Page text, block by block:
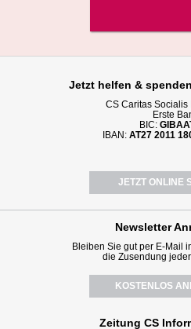
Jetzt helfen &
CS Caritas Socialis
Erste
BIC:
IBAN: AT27 2011
JETZT ONLINE
Newsletter
Bleiben Sie gut per E-Mail
die Zusendung
KOSTENLOS
Zeitung CS